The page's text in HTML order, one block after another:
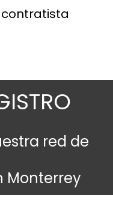
red de
Monterrey